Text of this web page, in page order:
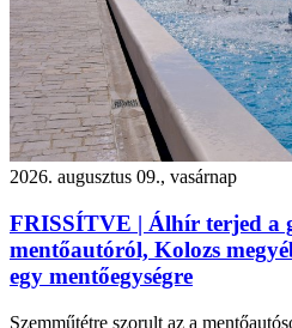
2026. augusztus 09., vasárnap
FRISSÍTVE | Álhír terjed a
mentőautóról, Kolozs
egy mentőegységre
Szemműtétre szorult az a